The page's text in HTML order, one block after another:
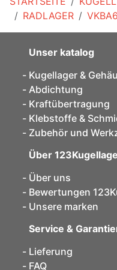
RADLAGER
Unser katalog
Kugellager &
Abdichtung
Kraftübertragung
Klebstoffe &
Zubehör und
Über
Über uns
Bewertungen
Unsere marken
Service &
Lieferung
FAQ